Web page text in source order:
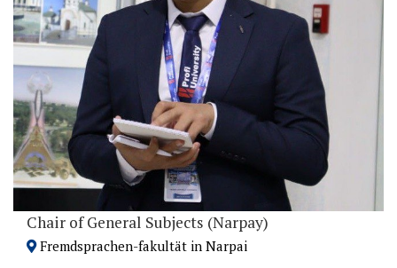
Chair of General Subjects (Narpay)
Fremdsprachen-fakultät in Narpai